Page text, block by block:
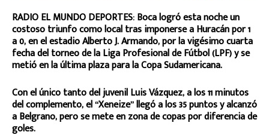
RADIO EL MUNDO DEPORTES: Boca logró esta noche un
costoso triunfo como local tras imponerse a Huracán por 1
a 0, en el estadio Alberto J. Armando, por la vigésimo cuarta
fecha del torneo de la Liga Profesional de Fútbol (LPF) y se
metió en la última plaza para la Copa Sudamericana.
Con el único tanto del juvenil Luis Vázquez, a los 11 minutos
del complemento, el “Xeneize” llegó a los 35 puntos y alcanzó
a Belgrano, pero se mete en zona de copas por diferencia de
goles.